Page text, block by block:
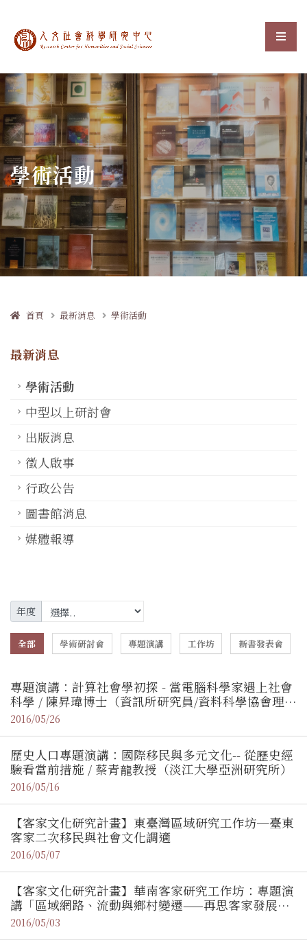
中央研究院人文社會科選
:::
學術活動
首頁 最新消息 學術活動
最新消息
學術活動
中型以上研討會
出版消息
徵人啟事
行政公告
圖書館消息
媒體報導
年度
全部 學術研討會 專題演講 工作坊 新書發表會
專題演講：計算社會學初探 - 當電腦科學家遇上社會
科學 / 陳昇瑋博士（資訊所研究員/資料科學協會理事
長）
2016/05/26
歷史人口專題演講：國際移民與多元文化-- 從歷史經
驗看當前措施 / 蔡青龍教授（淡江大學亞洲研究所）
2016/05/16
【客家文化研究計畫】東臺灣區域研究工作坊─臺東
客家二次移民與社會文化調適
2016/05/07
【客家文化研究計畫】華南客家研究工作坊：專題演
講「區域網路、流動與鄉村變遷——再思客家發展的
動力與精神」/ 段穎副教授（廣州中山大學人類學
系）
2016/05/03